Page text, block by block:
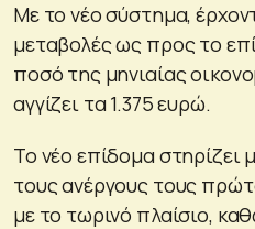
Με το νέο σύστημα,
μεταβολές ως προς το
ποσό της μηνιαίας
αγγίζει τα 1.375 ευρώ.
Το νέο επίδομα στηρίζει
τους ανέργους τους
με το τωρινό πλαίσιο,